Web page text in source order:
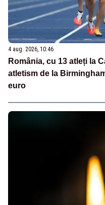
4 aug. 2026, 10:46
România, cu 13 atleți la
atletism de la
euro